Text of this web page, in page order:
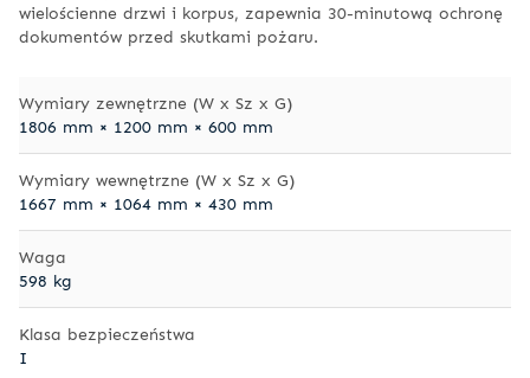
wielościenne drzwi i korpus, zapewnia 30-minutową ochronę
dokumentów przed skutkami pożaru.
Wymiary zewnętrzne (W x Sz x G)
1806 mm × 1200 mm × 600 mm
Wymiary wewnętrzne (W x Sz x G)
1667 mm × 1064 mm × 430 mm
Waga
598 kg
Klasa bezpieczeństwa
I